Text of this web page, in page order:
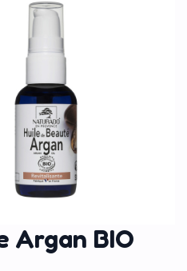
Argan BIO